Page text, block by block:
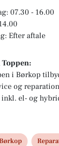
07.30 - 16.00
Efter aftale
Toppen:
i Børkop
og
el- og
du 3 års
for et godt